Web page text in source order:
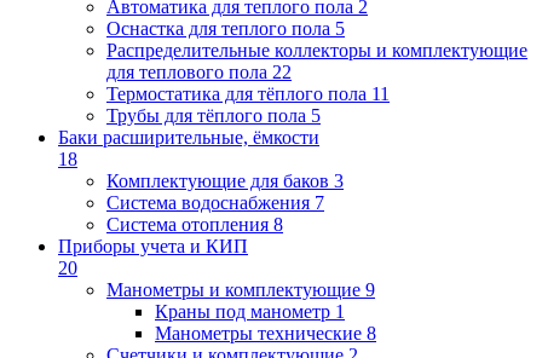
Автоматика для теплого пола 2
Оснастка для теплого пола 5
Распределительные коллекторы и комплектующие
для теплового пола 22
Термостатика для тёплого пола 11
Трубы для тёплого пола 5
Баки расширительные, ёмкости
18
Комплектующие для баков 3
Система водоснабжения 7
Система отопления 8
Приборы учета и КИП
20
Манометры и комплектующие 9
Краны под манометр 1
Манометры технические 8